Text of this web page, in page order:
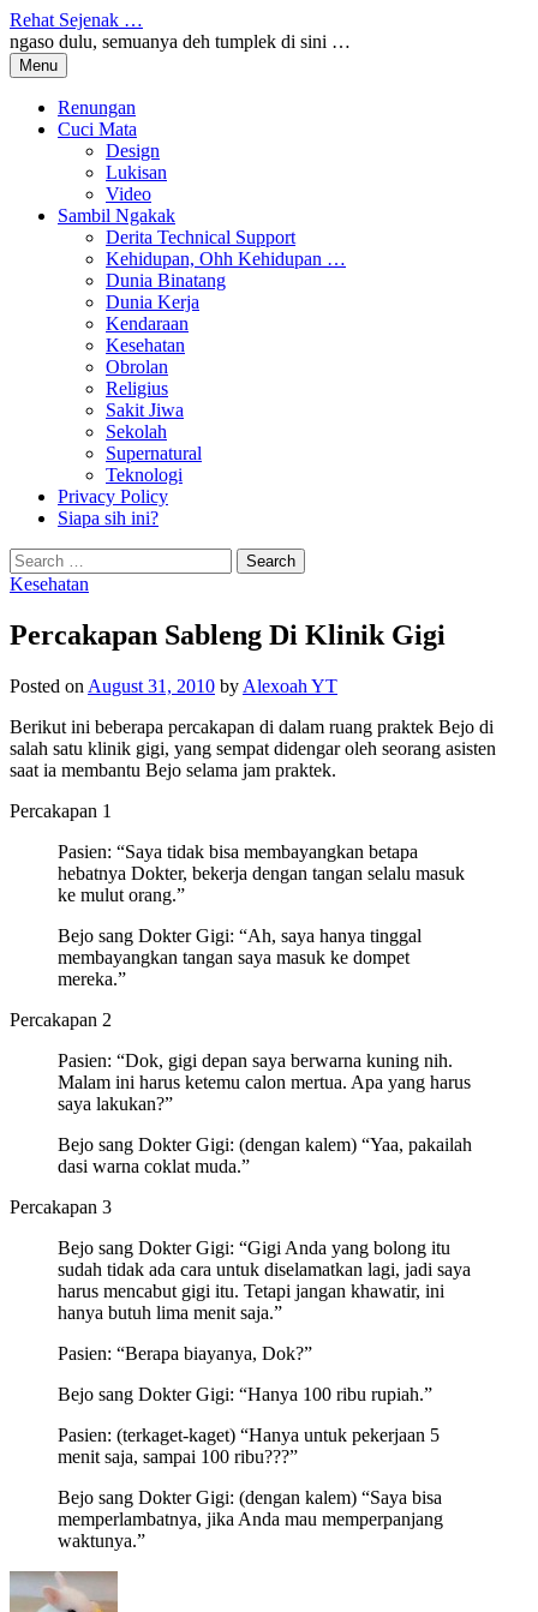
Skip
to
content
Rehat Sejenak …
ngaso dulu, semuanya deh tumplek di sini …
Menu
Renungan
Cuci Mata
Design
Lukisan
Video
Sambil Ngakak
Derita Technical Support
Kehidupan, Ohh Kehidupan …
Dunia Binatang
Dunia Kerja
Kendaraan
Kesehatan
Obrolan
Religius
Sakit Jiwa
Sekolah
Supernatural
Teknologi
Privacy Policy
Siapa sih ini?
Search
for:
Kesehatan
Percakapan Sableng Di Klinik Gigi
Posted on August 31, 2010 by Alexoah YT
Berikut ini beberapa percakapan di dalam ruang praktek Bejo di
salah satu klinik gigi, yang sempat didengar oleh seorang asisten
saat ia membantu Bejo selama jam praktek.
Percakapan 1
Pasien: “Saya tidak bisa membayangkan betapa
hebatnya Dokter, bekerja dengan tangan selalu masuk
ke mulut orang.”
Bejo sang Dokter Gigi: “Ah, saya hanya tinggal
membayangkan tangan saya masuk ke dompet
mereka.”
Percakapan 2
Pasien: “Dok, gigi depan saya berwarna kuning nih.
Malam ini harus ketemu calon mertua. Apa yang harus
saya lakukan?”
Bejo sang Dokter Gigi: (dengan kalem) “Yaa, pakailah
dasi warna coklat muda.”
Percakapan 3
Bejo sang Dokter Gigi: “Gigi Anda yang bolong itu
sudah tidak ada cara untuk diselamatkan lagi, jadi saya
harus mencabut gigi itu. Tetapi jangan khawatir, ini
hanya butuh lima menit saja.”
Pasien: “Berapa biayanya, Dok?”
Bejo sang Dokter Gigi: “Hanya 100 ribu rupiah.”
Pasien: (terkaget-kaget) “Hanya untuk pekerjaan 5
menit saja, sampai 100 ribu???”
Bejo sang Dokter Gigi: (dengan kalem) “Saya bisa
memperlambatnya, jika Anda mau memperpanjang
waktunya.”